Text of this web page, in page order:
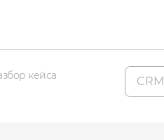
кейса
CRM